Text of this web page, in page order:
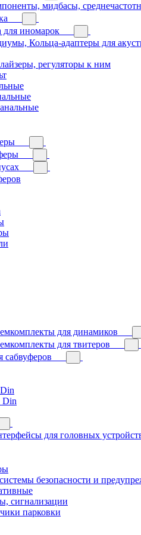
мидбасы,
для иномарок
Кольца-адаптеры для
регуляторы к ним
для динамиков
для твитеров
сабвуферов
Din
для головных
безопасности и
сигнализации
парковки